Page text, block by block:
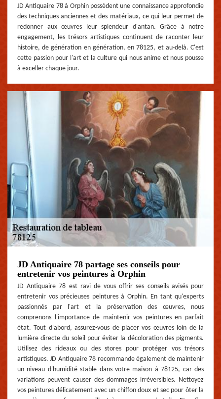
JD Antiquaire 78 à Orphin possèdent une connaissance approfondie
des techniques anciennes et des matériaux, ce qui leur permet de
redonner aux œuvres leur splendeur d'antan. Grâce à notre
engagement, les trésors artistiques continuent de raconter leur
histoire, de génération en génération, en 78125, et au-delà. C'est
cette passion pour l'art et la culture qui nous anime et nous pousse
à exceller chaque jour.
JD Antiquaire 78 partage ses conseils pour
entretenir vos peintures à Orphin
JD Antiquaire 78 est ravi de vous offrir ses conseils avisés pour
entretenir vos précieuses peintures à Orphin. En tant qu'experts
passionnés par l'art et la préservation des œuvres, nous
comprenons l'importance de maintenir vos peintures en parfait
état. Tout d'abord, assurez-vous de placer vos œuvres loin de la
lumière directe du soleil pour éviter la décoloration des pigments.
Utilisez des rideaux ou des stores pour protéger vos trésors
artistiques. JD Antiquaire 78 recommande également de maintenir
un niveau d'humidité stable dans votre maison à 78125, car des
variations peuvent causer des dommages irréversibles. Nettoyez
vos peintures délicatement avec un chiffon doux et sec pour ôter la